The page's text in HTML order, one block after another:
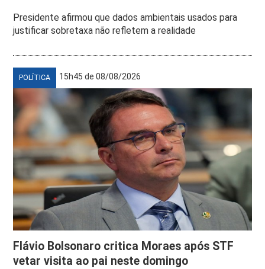
Presidente afirmou que dados ambientais usados para
justificar sobretaxa não refletem a realidade
POLÍTICA 15h45 de 08/08/2026
Flávio Bolsonaro critica Moraes após STF
vetar visita ao pai neste domingo